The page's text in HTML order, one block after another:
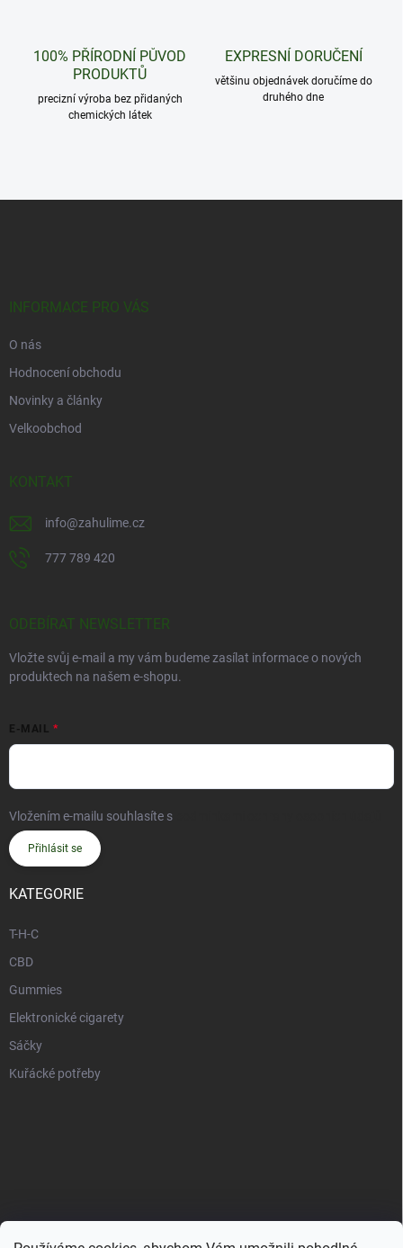
100% PŘÍRODNÍ PŮVOD
PRODUKTŮ
precizní výroba bez přidaných
chemických látek
EXPRESNÍ DORUČENÍ
většinu objednávek doručíme do
druhého dne
INFORMACE PRO VÁS
O nás
Hodnocení obchodu
Novinky a články
Velkoobchod
KONTAKT
info@zahulime.cz
777 789 420
ODEBÍRAT NEWSLETTER
Vložte svůj e-mail a my vám budeme zasílat informace o nových
produktech na našem e-shopu.
E-MAIL
Vložením e-mailu souhlasíte s
Přihlásit se
KATEGORIE
T-H-C
CBD
Gummies
Elektronické cigarety
Sáčky
Kuřácké potřeby